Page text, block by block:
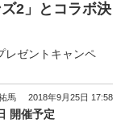
2」とコラボ決
レゼントキャンペ
馬 2018年9月25日 17:58
開催予定